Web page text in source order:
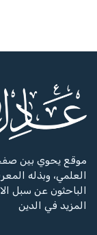
موقع يحوي بين
العلمي، وبذله
الباحثون عن سبل
المزيد في الدين